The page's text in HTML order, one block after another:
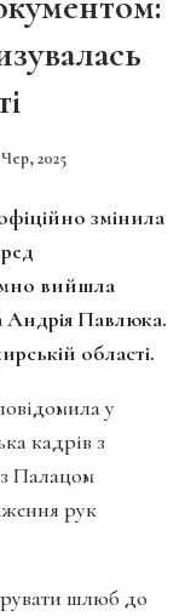
2025
змінила
вийшла
Андрія Павлюка.
області.
у
кадрів з
Палацом
рук
шлюб до